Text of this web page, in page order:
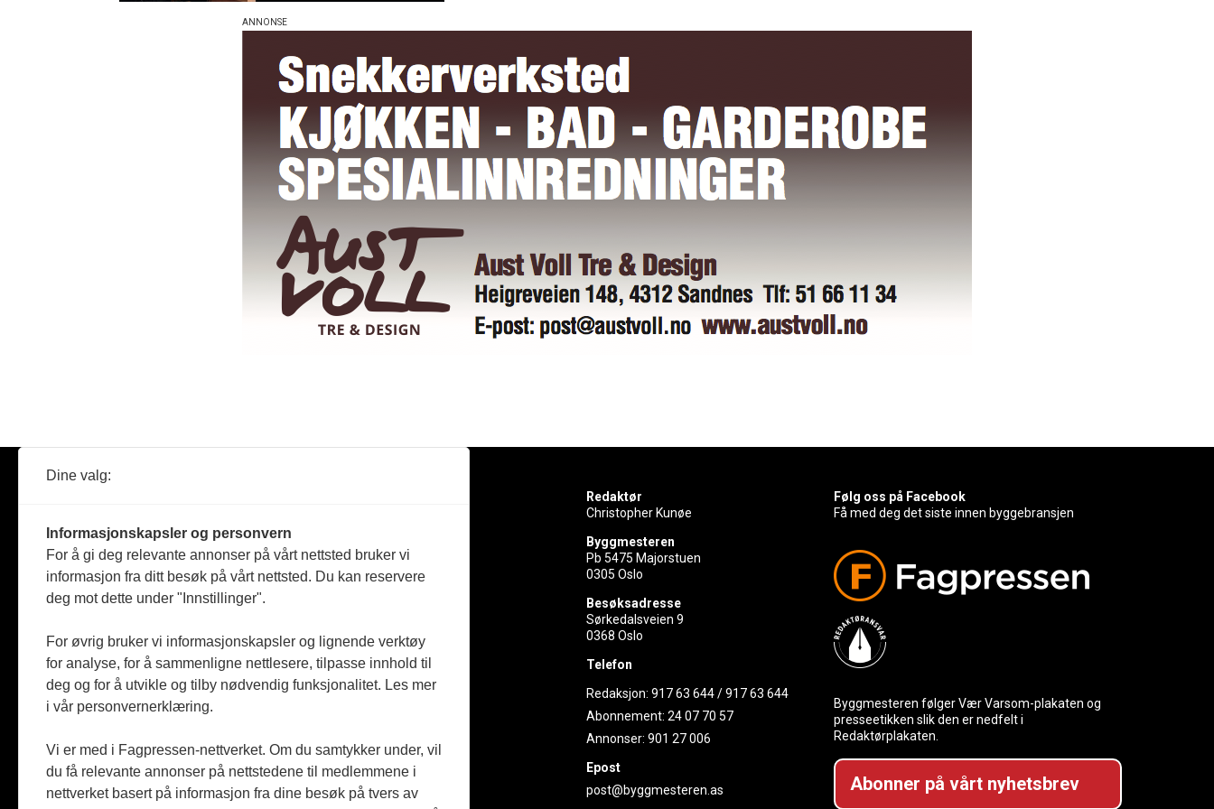
Reportasje
Produkter
Jobbmarked
Redaktør
Christopher Kunøe
Byggmesteren
Pb 5475 Majorstuen
0305 Oslo
Besøksadresse
Sørkedalsveien 9
0368 Oslo
Telefon
Redaksjon:917 63 644/917 63 644
Abonnement:24 07 70 57
Annonser:901 27 006
Epost
post@byggmesteren.as
Følg oss på Facebook
Få med deg det siste innen byggebransjen
Byggmesteren følger Vær Varsom-plakaten og
presseetikken slik den er nedfelt i
Redaktørplakaten.
Abonner på vårt nyhetsbrev
Dine valg:
Informasjonskapsler og personvern
For å gi deg relevante annonser på vårt nettsted bruker vi
informasjon fra ditt besøk på vårt nettsted. Du kan reservere
deg mot dette under "Innstillinger".
For øvrig bruker vi informasjonskapsler og lignende verktøy
for analyse, for å sammenligne nettlesere, tilpasse innhold til
deg og for å utvikle og tilby nødvendig funksjonalitet. Les mer
i vår personvernerklæring.
Vi er med i Fagpressen-nettverket. Om du samtykker under, vil
du få relevante annonser på nettstedene til medlemmene i
nettverket basert på informasjon fra dine besøk på tvers av